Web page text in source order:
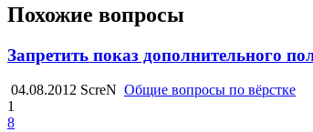
Похожие вопросы
Запретить показ дополнительного
04.08.2012 ScreN Общие вопросы по вёрстке
1
8